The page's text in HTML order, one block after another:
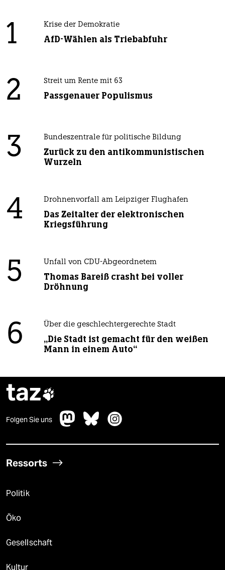
1 Krise der Demokratie
AfD-Wählen als Triebabfuhr
2 Streit um Rente mit 63
Passgenauer Populismus
3 Bundeszentrale für politische Bildung
Zurück zu den antikommunistischen
Wurzeln
4 Drohnenvorfall am Leipziger Flughafen
Das Zeitalter der elektronischen
Kriegsführung
5 Unfall von CDU-Abgeordnetem
Thomas Bareiß crasht bei voller
Dröhnung
6 Über die geschlechtergerechte Stadt
„Die Stadt ist gemacht für den weißen
Mann in einem Auto“
taz
Folgen Sie uns
Ressorts
Politik
Öko
Gesellschaft
Kultur